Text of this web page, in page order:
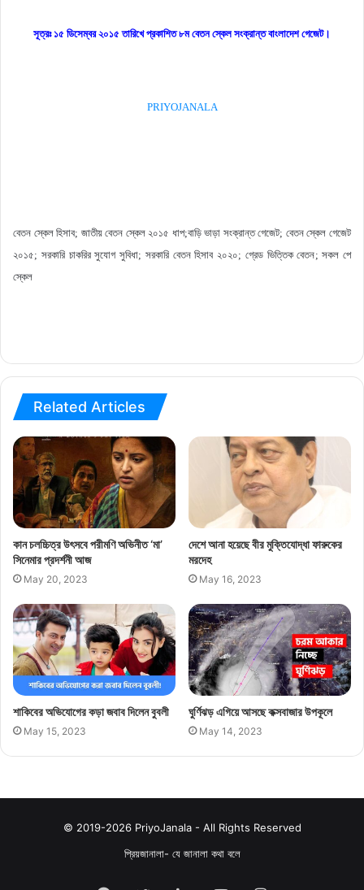
সূত্রঃ ১৫ ডিসেম্বর ২০১৫ তারিখে প্রকাশিত ৮ম বেতন স্কেল সংক্রান্ত বাংলাদেশ গেজেট।
PRIYOJANALA
বেতন স্কেল হিসাব; জাতীয় বেতন স্কেল ২০১৫ ধাপ;বাড়ি ভাড়া সংক্রান্ত গেজেট; বেতন স্কেল গেজেট
২০১৫; সরকারি চাকরির সুযোগ সুবিধা; সরকারি বেতন হিসাব ২০২০; গ্রেড ভিত্তিক বেতন;সকল পে
স্কেল
Related Articles
কান চলচ্চিত্র উৎসবে পরীমণি অভিনীত ‘মা’
সিনেমার প্রদর্শনী আজ
May 20, 2023
দেশে আনা হয়েছে বীর মুক্তিযোদ্ধা ফারুকের
মরদেহ
May 16, 2023
শাকিবের অভিযোগের কড়া জবাব দিলেন বুবলী
May 15, 2023
ঘুর্ণিঝড় এগিয়ে আসছে কক্সবাজার উপকূলে
May 14, 2023
© 2019-2026 PriyoJanala - All Rights Reserved
প্রিয়জানালা- যে জানালা কথা বলে